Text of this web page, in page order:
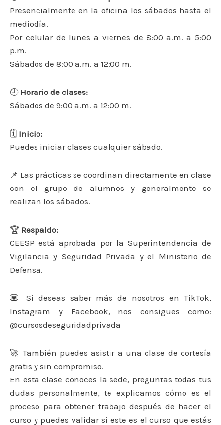
Presencialmente en la oficina los sábados hasta el
mediodía.
Por celular de lunes a viernes de 8:00 a.m. a 5:00
p.m.
Sábados de 8:00 a.m. a 12:00 m.
🕘 Horario de clases:
Sábados de 9:00 a.m. a 12:00 m.
🗓 Inicio:
Puedes iniciar clases cualquier sábado.
📌 Las prácticas se coordinan directamente en clase
con el grupo de alumnos y generalmente se
realizan los sábados.
🏆 Respaldo:
CEESP está aprobada por la Superintendencia de
Vigilancia y Seguridad Privada y el Ministerio de
Defensa.
💟 Si deseas saber más de nosotros en TikTok,
Instagram y Facebook, nos consigues como:
@cursosdeseguridadprivada
🚀 También puedes asistir a una clase de cortesía
gratis y sin compromiso.
En esta clase conoces la sede, preguntas todas tus
dudas personalmente, te explicamos cómo es el
proceso para obtener trabajo después de hacer el
curso y puedes validar si este es el curso que estás